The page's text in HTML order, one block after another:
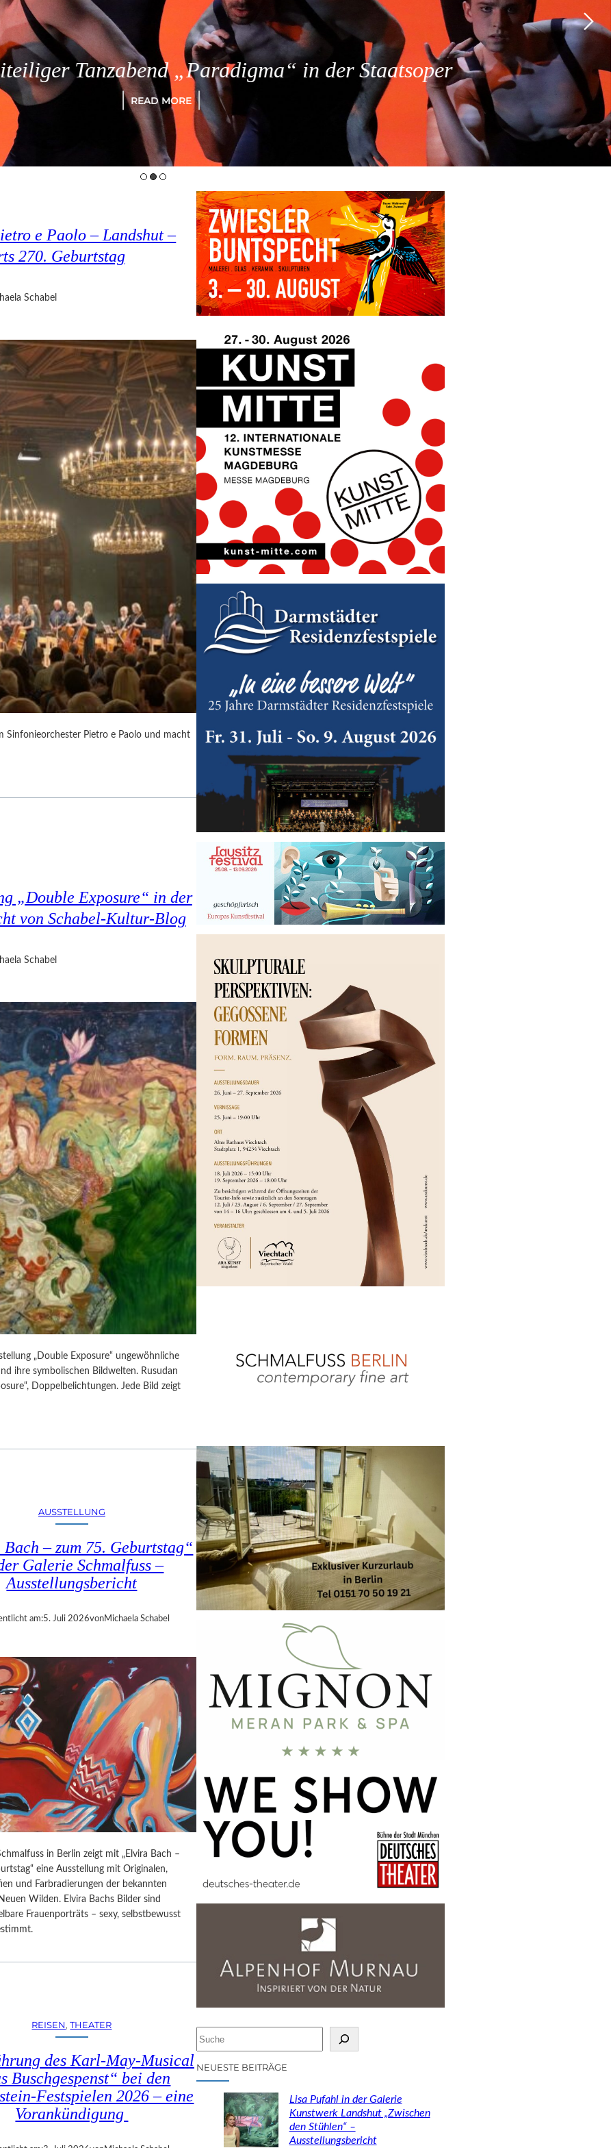
Tanzabend „Paradigma“ in der Staatsoper
READ MORE
e Paolo – Landshut –
270. Geburtstag
Schabel
Sinfonieorchester Pietro e Paolo und macht
„Double Exposure“ in der
von Schabel-Kultur-Blog
Schabel
„Double Exposure“ ungewöhnliche
ihre symbolischen Bildwelten. Rusudan
Doppelbelichtungen. Jede Bild zeigt
AUSSTELLUNG
– zum 75. Geburtstag“
Galerie Schmalfuss –
Ausstellungsbericht
am:5. Juli 2026vonMichaela Schabel
in Berlin zeigt mit „Elvira Bach –
eine Ausstellung mit Originalen,
und Farbradierungen der bekannten
Wilden. Elvira Bachs Bilder sind
Frauenporträts – sexy, selbstbewusst
REISEN, THEATER
des Karl-May-Musical
Buschgespenst“ bei den
Festspielen 2026 – eine
Vorankündigung
S
u
c
h
NEUESTE BEITRÄGE
Lisa Pufahl in der Galerie
Kunstwerk Landshut „Zwischen
den Stühlen“ –
Ausstellungsbericht